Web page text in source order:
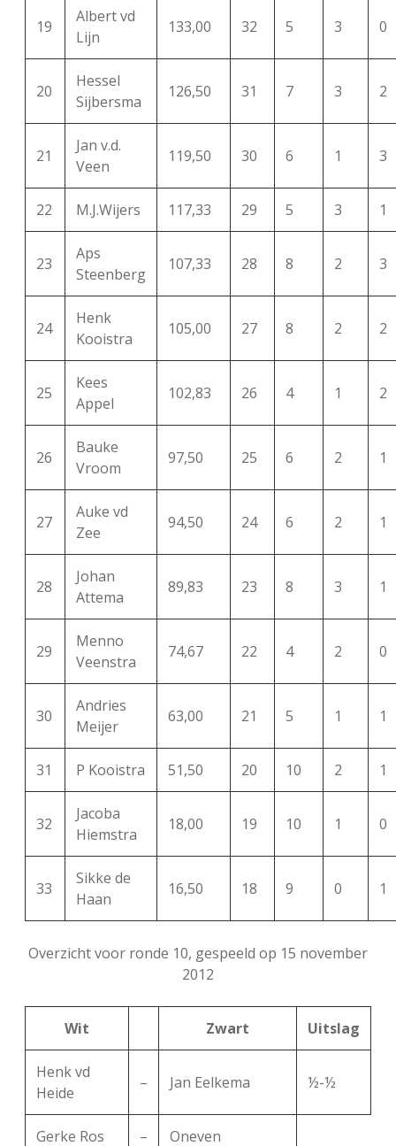
19
Albert vd
Lijn
133,00 32 5 3 0
20
Hessel
Sijbersma
126,50 31 7 3 2
21
Jan v.d.
Veen
119,50 30 6 1 3
22 M.J.Wijers 117,33 29 5 3 1
23
Aps
Steenberg
107,33 28 8 2 3
24
Henk
Kooistra
105,00 27 8 2 2
25
Kees
Appel
102,83 26 4 1 2
26
Bauke
Vroom
97,50 25 6 2 1
27
Auke vd
Zee
94,50 24 6 2 1
28
Johan
Attema
89,83 23 8 3 1
29
Menno
Veenstra
74,67 22 4 2 0
30
Andries
Meijer
63,00 21 5 1 1
31 P Kooistra 51,50 20 10 2 1
32
Jacoba
Hiemstra
18,00 19 10 1 0
33
Sikke de
Haan
16,50 18 9 0 1
Overzicht voor ronde 10, gespeeld op 15 november
2012
Wit Zwart Uitslag
Henk vd
Heide
– Jan Eelkema ½-½
Gerke Ros – Oneven